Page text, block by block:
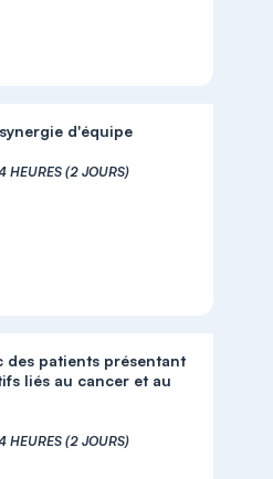
d'équipe
HEURES (2 JOURS)
des patients présentant
liés au cancer et au
HEURES (2 JOURS)